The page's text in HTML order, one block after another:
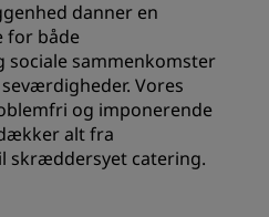
danner en
for både
sammenkomster
Vores
og imponerende
alt fra
skræddersyet catering.